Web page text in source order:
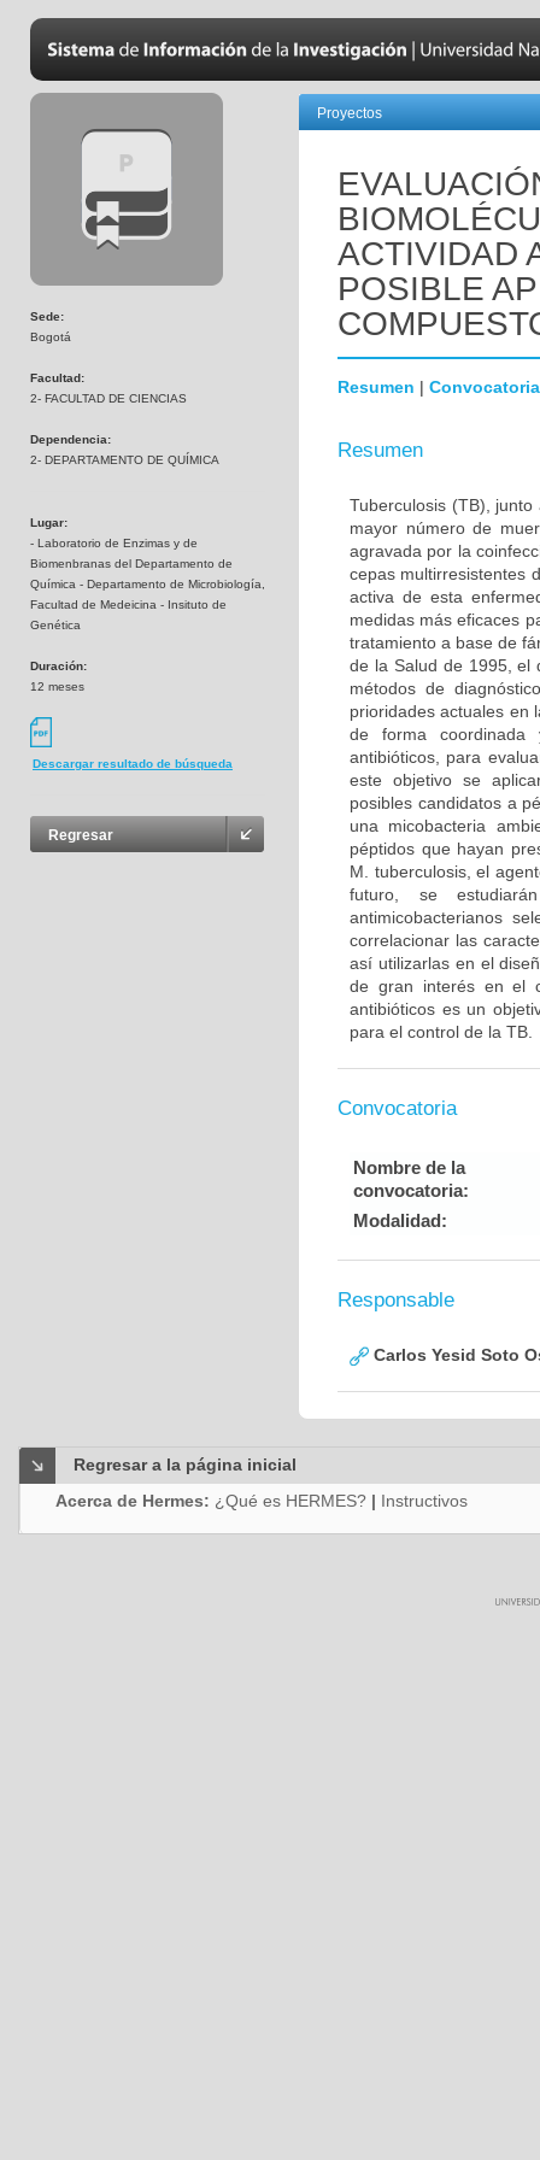
Sede:
Bogotá
Facultad:
2- FACULTAD DE CIENCIAS
Dependencia:
2- DEPARTAMENTO DE QUÍMICA
Lugar:
- Laboratorio de Enzimas y de
Biomenbranas del Departamento de
Química - Departamento de Microbiología,
Facultad de Medeicina - Insituto de
Genética
Duración:
12 meses
Descargar resultado de búsqueda
Regresar
Proyectos
ACTIVIDAD
POSIBLE
Resumen | Convocatoria
Resumen
Tuberculosis (TB),
mayor número de
agravada por la
cepas multirresistentes
activa de esta
medidas más eficaces
tratamiento a base de
de la Salud de 1995, el
métodos de
prioridades actuales en
de forma coordinada
antibióticos, para
este objetivo se
posibles candidatos a
una micobacteria
péptidos que hayan
M. tuberculosis, el
futuro, se
antimicobacterianos
correlacionar las
así utilizarlas en el
de gran interés en el
antibióticos es un
para el control de la TB.
Convocatoria
Nombre de la
convocatoria:
Modalidad:
Responsable
Carlos Yesid Soto
Regresar a la página inicial
Acerca de Hermes: ¿Qué es HERMES? | Instructivos